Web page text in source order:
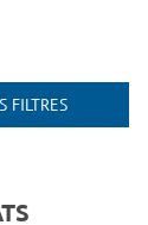
FILTRES